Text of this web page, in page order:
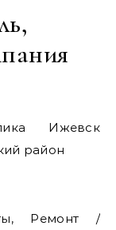
район
Ремонт /